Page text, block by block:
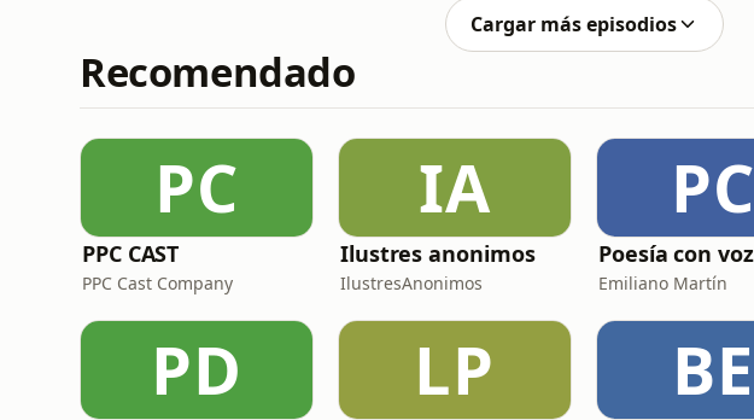
Cargar más episodios
Recomendado
PC
PPC CAST
PPC Cast Company
IA
Ilustres anonimos
IlustresAnonimos
PC
Emiliano Martín
PD LP BE